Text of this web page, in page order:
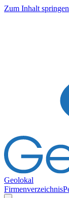
Zum Inhalt springen
Geolokal
Firmenverzeichnis